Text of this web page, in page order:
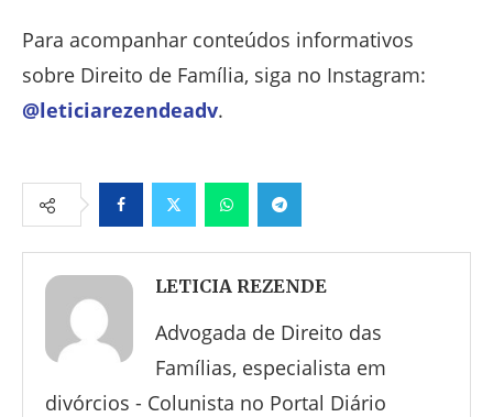
Para acompanhar conteúdos informativos
sobre Direito de Família, siga no Instagram:
@leticiarezendeadv.
FacebookTwitter WhatsappTelegram
LETICIA REZENDE
Advogada de Direito das
Famílias, especialista em
divórcios - Colunista no Portal Diário